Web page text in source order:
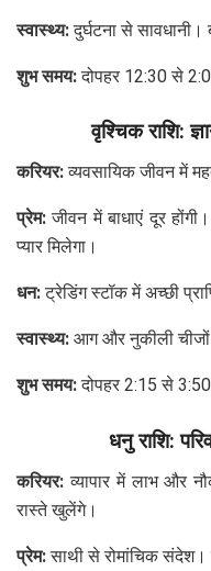
स्वास्थ्य:दुर्घटना से
शुभ समय:दोपहर 12:30 से
वृश्चिक राशि:
करियर:व्यवसायिक जीवन में
प्रेम: जीवन में बाधाएं दूर
प्यार मिलेगा।
धन:ट्रेडिंग स्टॉक में अच्छी
स्वास्थ्य: आग और नुकीली चीजों
शुभ समय:दोपहर 2:15 से
धनु राशि:
करियर: व्यापार में लाभ और
रास्ते खुलेंगे।
प्रेम:साथी से रोमांचिक संदेश।